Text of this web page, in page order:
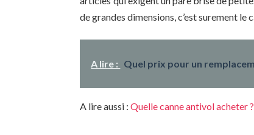
de grandes dimensions, c’est surement le
A lire : Quel prix pour un
A lire aussi :Quelle canne antivol acheter ?